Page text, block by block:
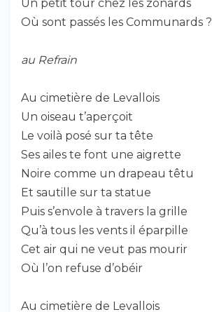
Un petit tour chez les zonards
Où sont passés les Communards ?
au Refrain
Au cimetière de Levallois
Un oiseau t’aperçoit
Le voilà posé sur ta tête
Ses ailes te font une aigrette
Noire comme un drapeau têtu
Et sautille sur ta statue
Puis s’envole à travers la grille
Qu’à tous les vents il éparpille
Cet air qui ne veut pas mourir
Où l’on refuse d’obéir
Au cimetière de Levallois